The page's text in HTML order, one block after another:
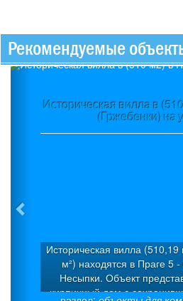
Рекомендуемые
Историческая вилла в
(Гржебенки) на
Историческая вилла
м²) находятся в Праге 5
Несыпки. Объект
кирпичный дом с
Previous